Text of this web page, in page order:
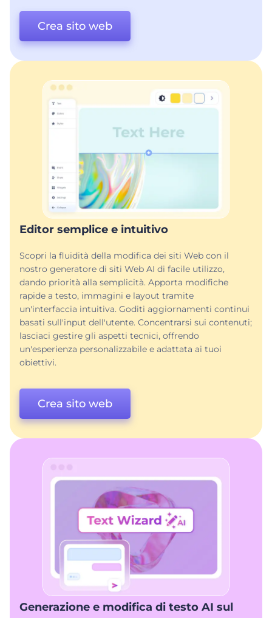
Crea sito web
Editor semplice e intuitivo
Scopri la fluidità della modifica dei siti Web con il
nostro generatore di siti Web AI di facile utilizzo,
dando priorità alla semplicità. Apporta modifiche
rapide a testo, immagini e layout tramite
un'interfaccia intuitiva. Goditi aggiornamenti continui
basati sull'input dell'utente. Concentrarsi sui contenuti;
lasciaci gestire gli aspetti tecnici, offrendo
un'esperienza personalizzabile e adattata ai tuoi
obiettivi.
Crea sito web
Generazione e modifica di testo AI sul